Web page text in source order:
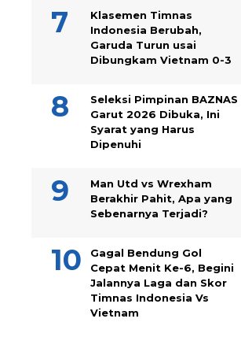
Klasemen Timnas
Indonesia Berubah,
Garuda Turun usai
Dibungkam Vietnam 0-3
Seleksi Pimpinan BAZNAS
Garut 2026 Dibuka, Ini
Syarat yang Harus
Dipenuhi
Man Utd vs Wrexham
Berakhir Pahit, Apa yang
Sebenarnya Terjadi?
Gagal Bendung Gol
Cepat Menit Ke-6, Begini
Jalannya Laga dan Skor
Timnas Indonesia Vs
Vietnam